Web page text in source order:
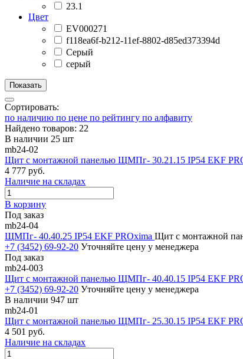
23.1
Цвет
EV000271
f118ea6f-b212-11ef-8802-d85ed373394d
Серый
серый
Сортировать:
по наличию по цене по рейтингу по алфавиту
Найдено товаров: 22
В наличии 25 шт
mb24-02
Щит с монтажной панелью ЩМПг- 30.21.15 IP54 EKF
4 777 руб.
Наличие на складах
В корзину
Под заказ
mb24-04
ЩМПг- 40.40.25 IP54 EKF PROxima Щит с монтажной
+7 (3452) 69-92-20 Уточняйте цену у менеджера
Под заказ
mb24-003
Щит с монтажной панелью ЩМПг- 40.40.15 IP54 EKF
+7 (3452) 69-92-20 Уточняйте цену у менеджера
В наличии 947 шт
mb24-01
Щит с монтажной панелью ЩМПг- 25.30.15 IP54 EKF
4 501 руб.
Наличие на складах